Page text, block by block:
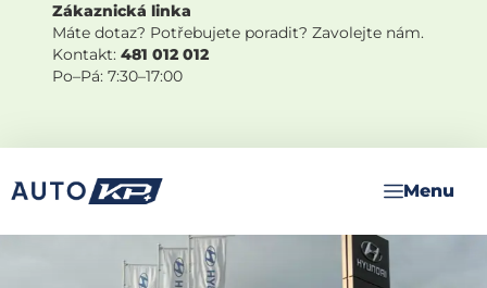
Zákaznická linka
Máte dotaz? Potřebujete poradit? Zavolejte nám.
Kontakt: 481 012 012
Po–Pá: 7:30–17:00